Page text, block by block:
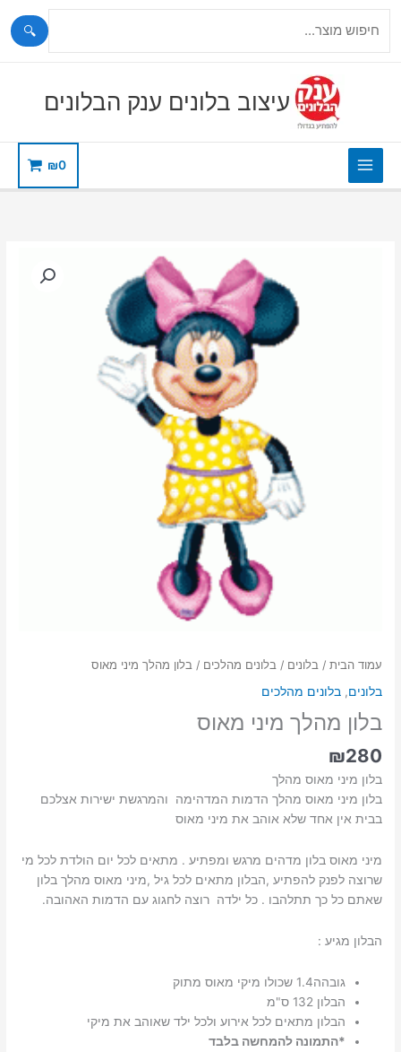
🔍
עיצוב בלונים ענק הבלונים
₪0
עמוד הבית / בלונים / בלונים מהלכים / בלון מהלך מיני מאוס
בלונים,בלונים מהלכים
בלון מהלך מיני מאוס
₪280
בלון מיני מאוס מהלך
בלון מיני מאוס מהלך הדמות המדהימה והמרגשת ישירות אצלכם
בבית אין אחד שלא אוהב את מיני מאוס
מיני מאוס בלון מדהים מרגש ומפתיע . מתאים לכל יום הולדת לכל מי
שרוצה לפנק להפתיע ,הבלון מתאים לכל גיל ,מיני מאוס מהלך בלון
שאתם כל כך תתלהבו . כל ילדה רוצה לחגוג עם הדמות האהובה.
הבלון מגיע :
גובהה1.4 שכולו מיקי מאוס מתוק
הבלון 132 ס"מ
הבלון מתאים לכל אירוע ולכל ילד שאוהב את מיקי
*התמונה להמחשה בלבד